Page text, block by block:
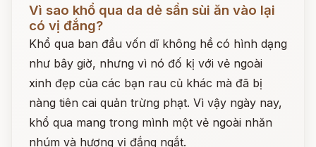
Vì sao khổ qua da dẻ sần sùi ăn vào lại
có vị đắng?
Khổ qua ban đầu vốn dĩ không hề có hình dạng
như bây giờ, nhưng vì nó đố kị với vẻ ngoài
xinh đẹp của các bạn rau củ khác mà đã bị
nàng tiên cai quản trừng phạt. Vì vậy ngày nay,
khổ qua mang trong mình một vẻ ngoài nhăn
nhúm và hương vị đắng ngắt.